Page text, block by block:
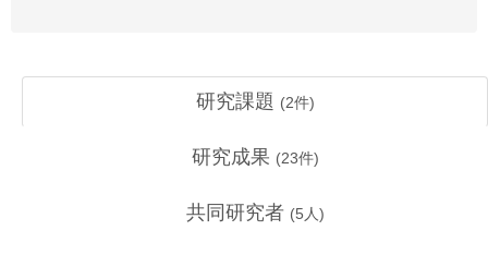
研究課題 (2件)
研究成果 (23件)
共同研究者 (5 人)